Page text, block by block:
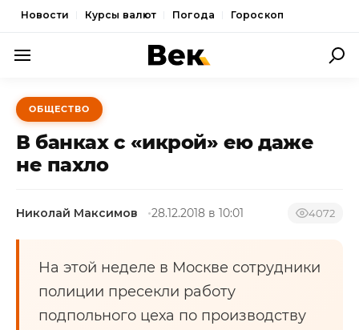
Новости Курсы валют Погода Гороскоп
ПОЛИТИКА
ЭКОНОМИКА
ОБЩЕСТВО
КУЛЬТУРА
ОБЩЕСТВО
В банках с «икрой» ею даже
не пахло
Николай Максимов 28.12.2018 в 10:01 4072
На этой неделе в Москве сотрудники
полиции пресекли работу
подпольного цеха по производству